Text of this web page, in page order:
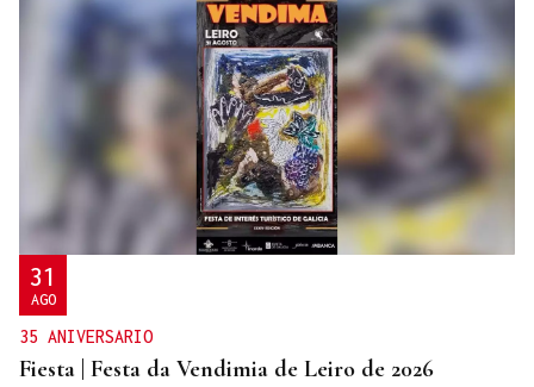
31
AGO
35 ANIVERSARIO
Fiesta | Festa da Vendimia de Leiro de 2026